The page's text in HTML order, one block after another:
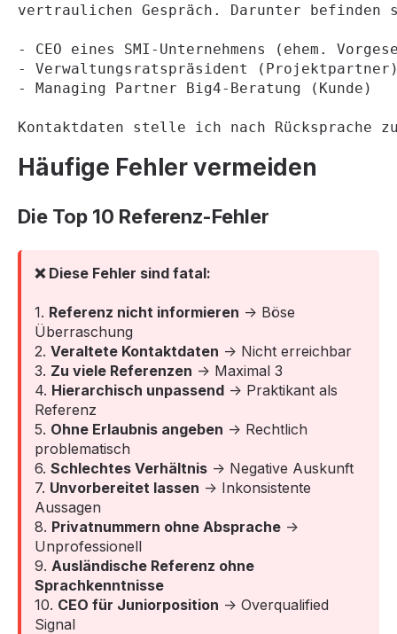
vertraulichen Gespräch. Darunter befinden
- CEO eines SMI-Unternehmens (ehem.
- Verwaltungsratspräsident
- Managing Partner Big4-Beratung (Kunde)
Kontaktdaten stelle ich nach Rücksprache
Häufige Fehler vermeiden
Die Top 10 Referenz-Fehler
❌ Diese Fehler sind fatal:
1. Referenz nicht informieren → Böse
Überraschung
2. Veraltete Kontaktdaten → Nicht erreichbar
3. Zu viele Referenzen → Maximal 3
4. Hierarchisch unpassend → Praktikant als
Referenz
5. Ohne Erlaubnis angeben → Rechtlich
problematisch
6. Schlechtes Verhältnis → Negative Auskunft
7. Unvorbereitet lassen → Inkonsistente
Aussagen
8. Privatnummern ohne Absprache →
Unprofessionell
9. Ausländische Referenz ohne
Sprachkenntnisse
10. CEO für Juniorposition → Overqualified
Signal